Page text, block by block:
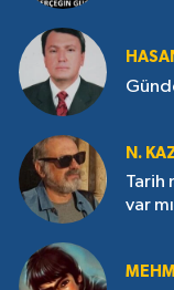
N.
Tarih
var